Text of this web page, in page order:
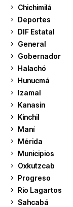
Chichimilá
Deportes
DIF Estatal
General
Gobernador
Halachó
Hunucmá
Izamal
Kanasin
Kinchil
Maní
Mérida
Municipios
Oxkutzcab
Progreso
Río Lagartos
Sahcabá